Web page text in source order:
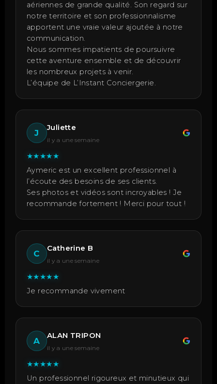
aériennes de grande qualité. Son regard sur
notre territoire et son professionnalisme
apportent une vraie valeur ajoutée à notre
communication.
Nous sommes impatients de poursuivre
cette aventure ensemble et de découvrir
les nombreux projets à venir.
L’équipe de L’Instant Conciergerie.
J
Juliette
il y a une semaine
★★★★★
Aymeric est un excellent professionnel à
l’écoute des besoins de ses clients.
Ses photos et vidéos sont incroyables ! Je
recommande fortement ! Merci pour tout !
C
Catherine B
il y a une semaine
★★★★★
Je recommande vivement
A
ALAN TRIPON
il y a une semaine
★★★★★
Un professionnel rigoureux et minutieux qui